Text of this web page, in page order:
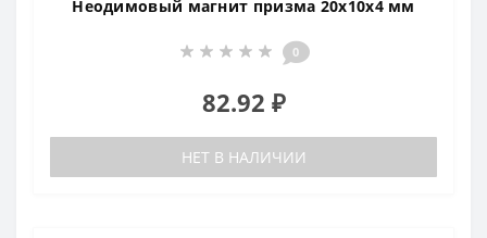
Неодимовый магнит призма 20х10х4 мм
0
82.92 ₽
НЕТ В НАЛИЧИИ